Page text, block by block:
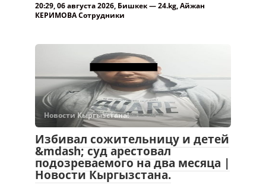
20:29, 06 августа 2026, Бишкек — 24.kg, Айжан
КЕРИМОВА Сотрудники
Новости Кыргызстана!
Избивал сожительницу и детей
&mdash; суд арестовал
подозреваемого на два месяца |
Новости Кыргызстана.